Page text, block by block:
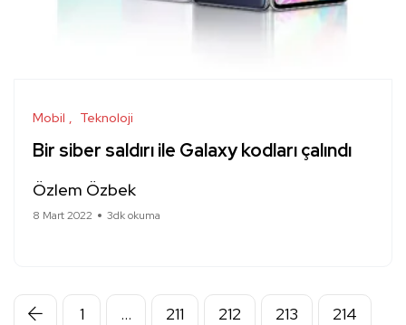
Mobil Teknoloji
Bir siber saldırı ile Galaxy kodları çalındı
Özlem Özbek
8 Mart 2022 3dk okuma
1 … 211 212 213 214